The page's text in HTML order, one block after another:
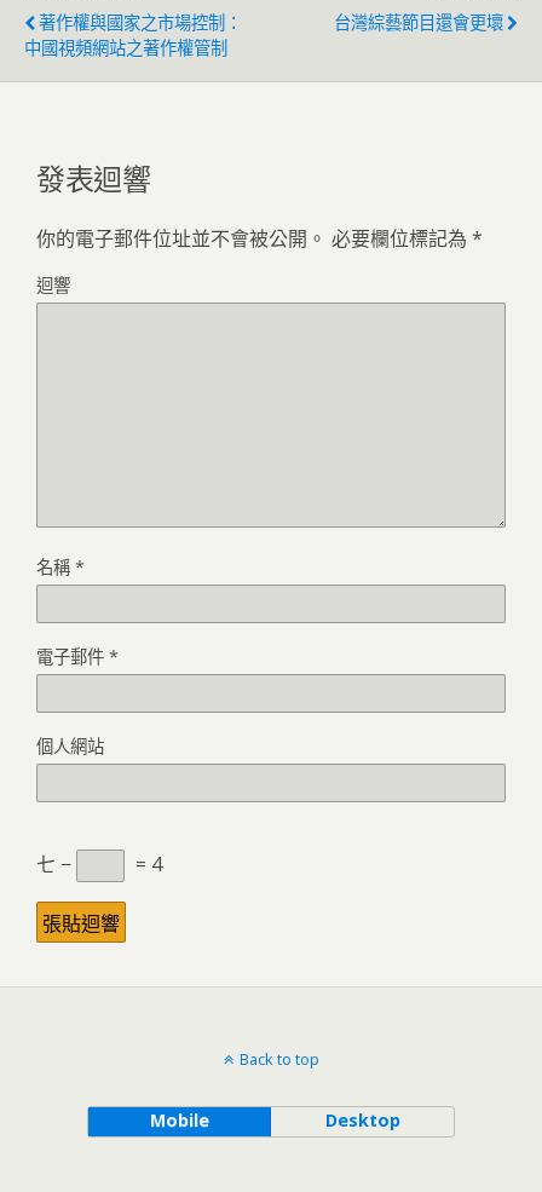
著作權與國家之市場控制：
中國視頻網站之著作權管制
台灣綜藝節目還會更壞
發表迴響
你的電子郵件位址並不會被公開。 必要欄位標記為 *
迴響
名稱 *
電子郵件 *
個人網站
七 − = 4
Back to top
Mobile Desktop